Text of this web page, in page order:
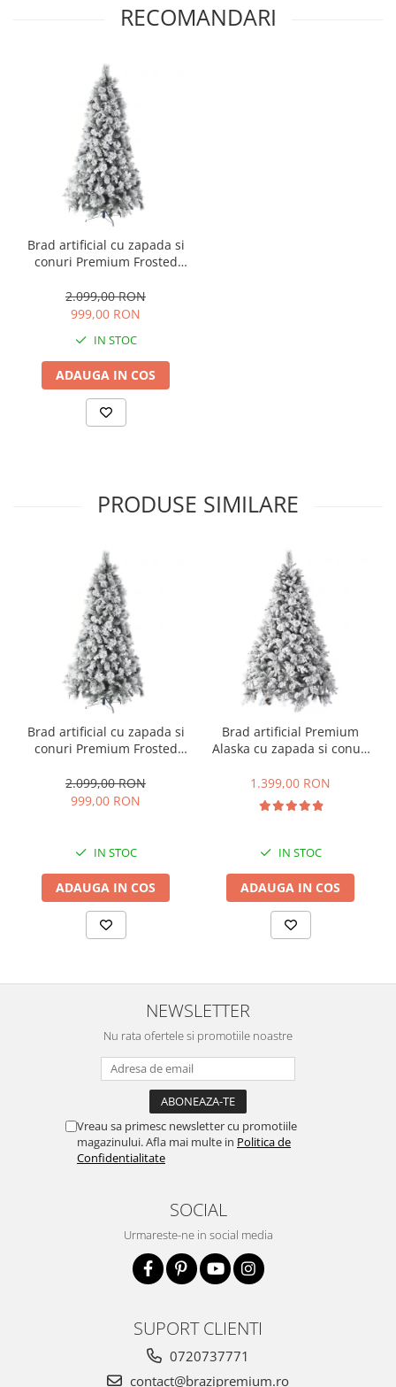
RECOMANDARI
Brad artificial cu zapada si
conuri Premium Frosted
cm
2.099,00 RON
999,00 RON
IN STOC
ADAUGA IN COS
PRODUSE SIMILARE
Brad artificial cu zapada si
conuri Premium Frosted
cm
2.099,00 RON
999,00 RON
IN STOC
ADAUGA IN COS
Brad artificial Premium
Alaska cu zapada si conuri
1.399,00 RON
IN STOC
ADAUGA IN COS
NEWSLETTER
Nu rata ofertele si promotiile noastre
Vreau sa primesc newsletter cu promotiile
magazinului. Afla mai multe in Politica de
Confidentialitate
SOCIAL
Urmareste-ne in social media
SUPORT CLIENTI
0720737771
contact@brazipremium.ro